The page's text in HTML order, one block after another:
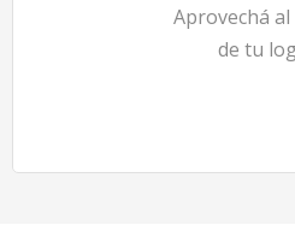
Aprovechá
de tu